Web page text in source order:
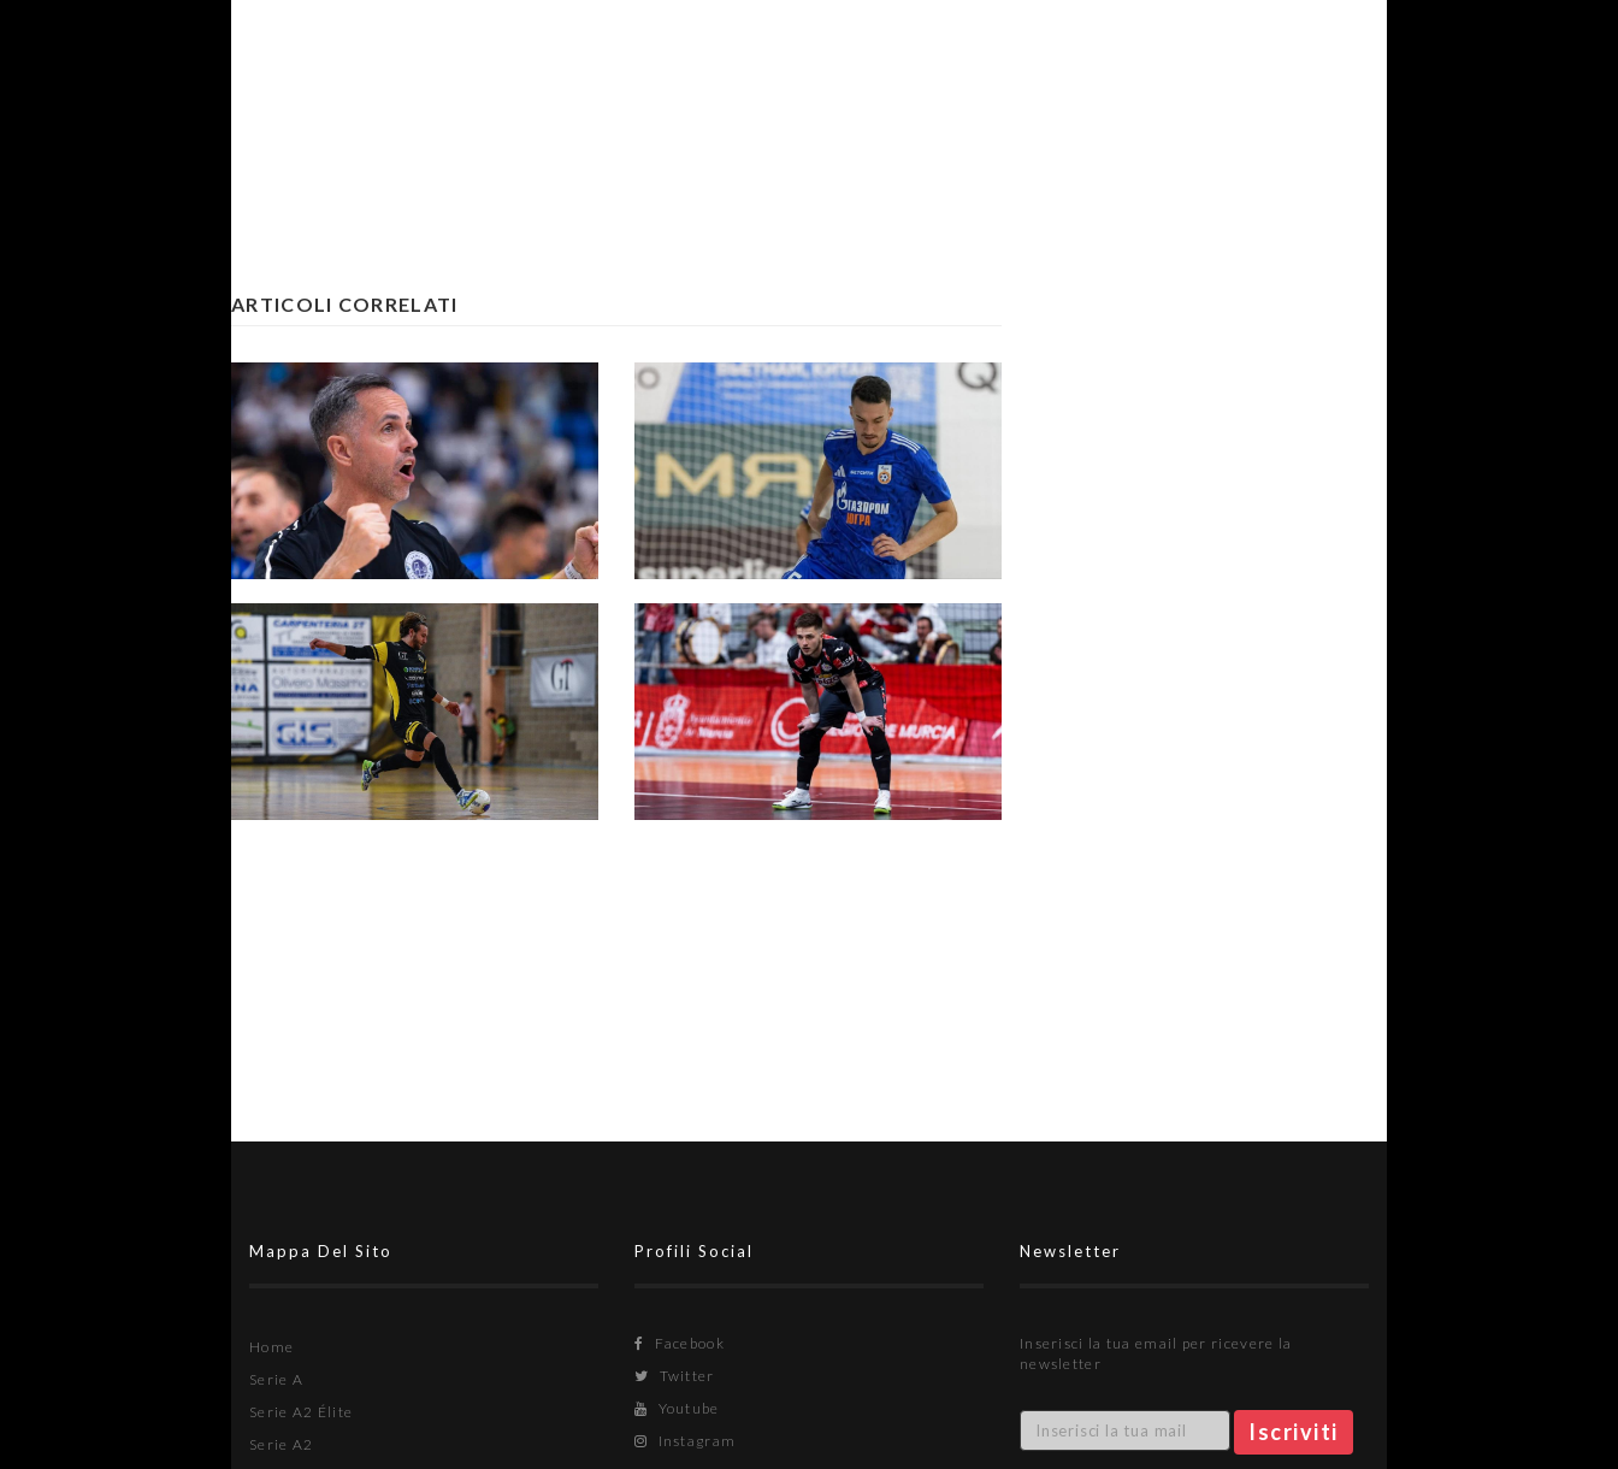
ARTICOLI CORRELATI
L84, sale a bordo un preparatore
atletico dal curriculum
internazionale: è Harrison Muzzy
#futsalmercato, la L84 chiude
un'altra operazione per la
Champions: ecco Gilvan Ferreira
"Champions? Possiamo arrivare
Mappa Del Sito
Home
Serie A
Serie A2 Élite
Serie A2
Profili Social
Facebook
Twitter
Youtube
Instagram
Newsletter
Inserisci la tua email per ricevere la
newsletter